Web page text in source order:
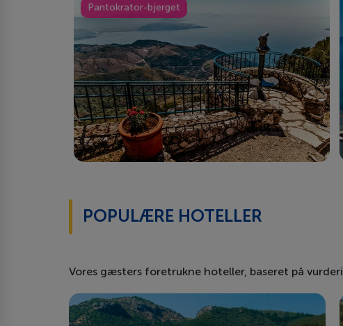
Pantokrator-bjerget
POPULÆRE HOTELLER
Vores gæsters foretrukne hoteller, baseret på